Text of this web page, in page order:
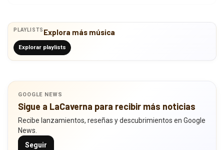
PLAYLISTS Explora más música
Explorar playlists
GOOGLE NEWS
Sigue a LaCaverna para recibir más noticias
Recibe lanzamientos, reseñas y descubrimientos en Google
News.
Seguir